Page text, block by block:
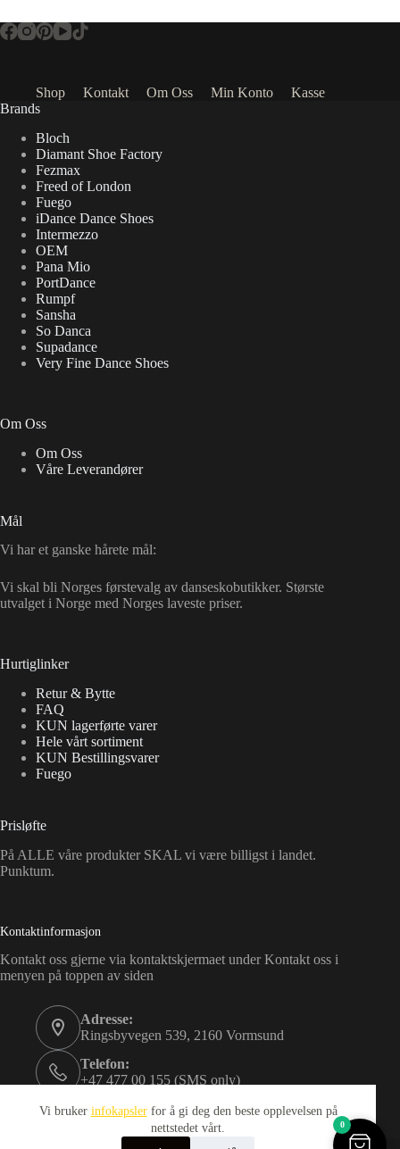
Vi bruker infokapslerfor å gi deg den beste opplevelsen på
nettstedet vårt.
Shop Kontakt Om Oss Min Konto
Kasse
Brands
Bloch
Diamant Shoe Factory
Fezmax
Freed of London
Fuego
iDance Dance Shoes
Intermezzo
OEM
Pana Mio
PortDance
Rumpf
Sansha
So Danca
Supadance
Very Fine Dance Shoes
Om Oss
Om Oss
Våre Leverandører
Mål
Vi har et ganske hårete mål:
Vi skal bli Norges førstevalg av danseskobutikker. Største
utvalget i Norge med Norges laveste priser.
Hurtiglinker
Retur & Bytte
FAQ
KUN lagerførte varer
Hele vårt sortiment
KUN Bestillingsvarer
Fuego
Prisløfte
På ALLE våre produkter SKAL vi være billigst i landet.
Punktum.
Kontaktinformasjon
Kontakt oss gjerne via kontaktskjermaet under Kontakt oss i
menyen på toppen av siden
Adresse:
Ringsbyvegen 539, 2160 Vormsund
Telefon:
+47 477 00 155 (SMS only)
Email:
kundeservice@idance.life
0